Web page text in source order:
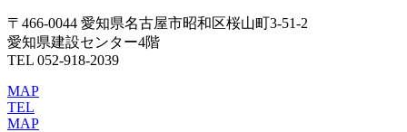
〒466-0044 愛知県名古屋市昭和区桜山町3-51-2
愛知県建設センター4階
TEL 052-918-2039
MAP
TEL
MAP